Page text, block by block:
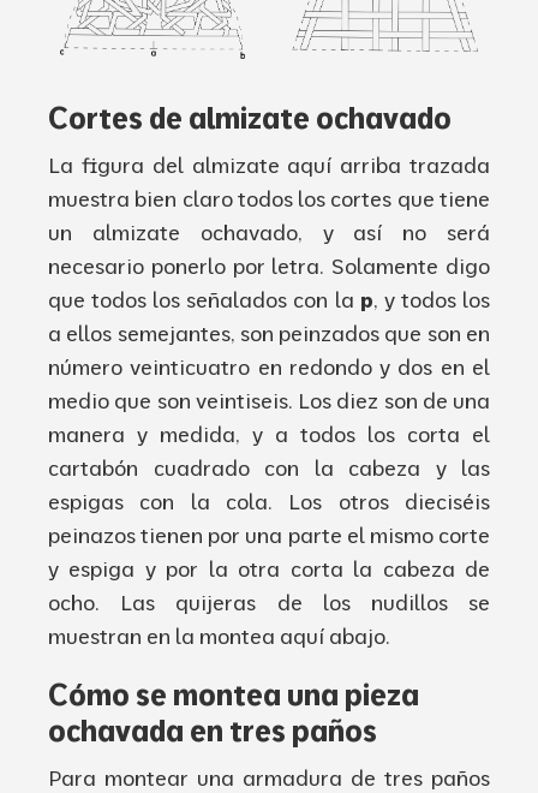
Cortes de almizate ochavado
La figura del almizate aquí arribatrazada
muestra bien claro todos los cortes que tiene
un almizate ochavado, y así no será
necesario ponerlo por letra. Solamente digo
que todos los señalados con la p, y todos los
a ellos semejantes, son peinzados que son en
número veinticuatro en redondo y dos en el
medio que son veintiseis. Los diez son de una
manera y medida, y a todos los corta el
cartabón
cuadrado con la cabeza y las
espigas con la cola. Los otros dieciséis
peinazostienen por una parte el mismo corte
y espiga y por la otra corta la cabeza de
ocho. Las quijeras de los nudillos se
muestran en la montea aquí abajo.
Cómo se montea una pieza
ochavada en tres paños
Para montear una armadura de tres paños